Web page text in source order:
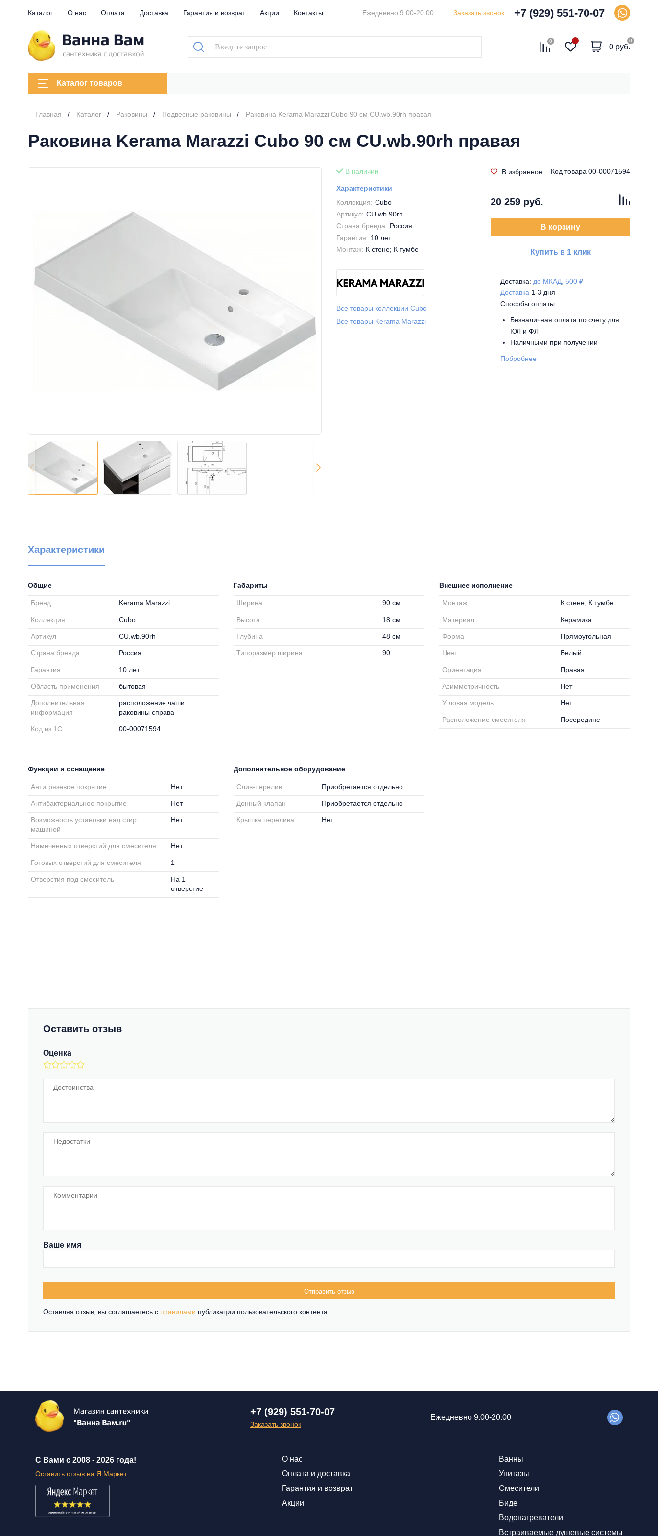
Каталог О нас Оплата Доставка Гарантия и возврат Акции Контакты Ежедневно 9:00-20:00 Заказать звонок +7 (929) 551-70-07
0 0
0 руб.
Каталог товаров
Главная Каталог Раковины Подвесные раковины Раковина Kerama Marazzi Cubo 90 см CU.wb.90rh правая
Раковина Kerama Marazzi Cubo 90 см CU.wb.90rh правая
В наличии
Характеристики
Коллекция: Cubo
Артикул: CU.wb.90rh
Страна бренда: Россия
Гарантия: 10 лет
Монтаж: К стене; К тумбе
Все товары коллекции Cubo
Все товары Kerama Marazzi
В избранное Код товара 00-00071594
20 259 руб.
В корзину
Купить в 1 клик
Доставка: до МКАД, 500 ₽
Доставка 1-3 дня
Способы оплаты:
Безналичная оплата по счету для
ЮЛ и ФЛ
Наличными при получении
Побробнее
Характеристики
Общие
Бренд Kerama Marazzi
Коллекция Cubo
Артикул CU.wb.90rh
Страна бренда Россия
Гарантия 10 лет
Область применения бытовая
Дополнительная
информация
расположение чаши
раковины справа
Код из 1С 00-00071594
Габариты
Ширина 90 см
Высота 18 см
Глубина 48 см
Типоразмер ширина 90
Внешнее исполнение
Монтаж К стене, К тумбе
Материал Керамика
Форма Прямоугольная
Цвет Белый
Ориентация Правая
Асимметричность Нет
Угловая модель Нет
Расположение смесителя Посередине
Функции и оснащение
Антигрязевое покрытие Нет
Антибактериальное покрытие Нет
Возможность установки над стир.
машиной
Нет
Намеченных отверстий для смесителя Нет
Готовых отверстий для смесителя 1
Отверстия под смеситель
На 1
отверстие
Дополнительное оборудование
Слив-перелив Приобретается отдельно
Донный клапан Приобретается отдельно
Крышка перелива Нет
Оставить отзыв
Оценка
Ваше имя
Отправить отзыв
Оставляя отзыв, вы соглашаетесь c правилами публикации пользовательского контента
+7 (929) 551-70-07
Заказать звонок
Ежедневно 9:00-20:00
С Вами с 2008 - 2026 года!
Оставить отзыв на Я.Маркет
О нас
Оплата и доставка
Гарантия и возврат
Акции
Ванны
Унитазы
Смесители
Биде
Водонагреватели
Встраиваемые душевые системы